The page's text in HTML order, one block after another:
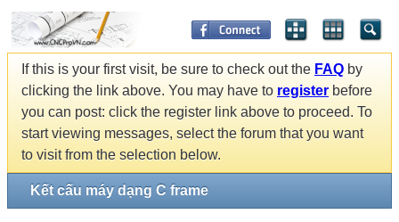
If this is your first visit, be sure to check out the FAQ by
clicking the link above. You may have to register before
you can post: click the register link above to proceed. To
start viewing messages, select the forum that you want
to visit from the selection below.
Kết cấu máy dạng C frame